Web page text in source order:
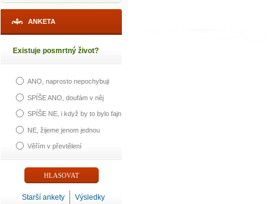
ANKETA
Existuje posmrtný život?
ANO, naprosto nepochybuji
SPÍŠE ANO, doufám v něj
SPÍŠE NE, i když by to bylo fajn
NE, žijeme jenom jednou
Věřím v převtělení
Starší ankety Výsledky